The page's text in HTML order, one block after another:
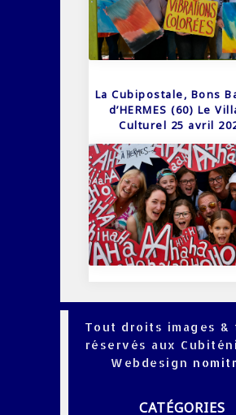
La Cubipostale, Bons
d’HERMES (60) Le
Culturel 25 avril
Tout droits images &
réservés aux
Webdesign
CATÉGORIES